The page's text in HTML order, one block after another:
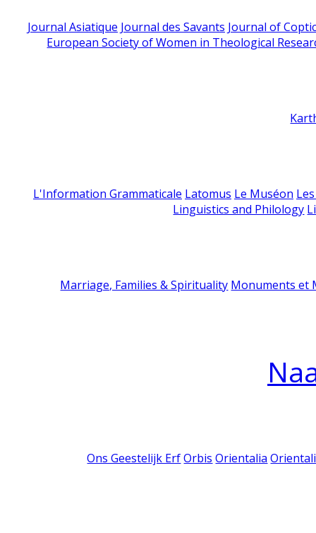
Journal Asiatique Journal des Savants Journal of
European Society of Women in Theological
L'Information Grammaticale Latomus Le Muséon
Linguistics and Philology
Marriage, Families & Spirituality Monuments et
Ons Geestelijk Erf Orbis Orientalia